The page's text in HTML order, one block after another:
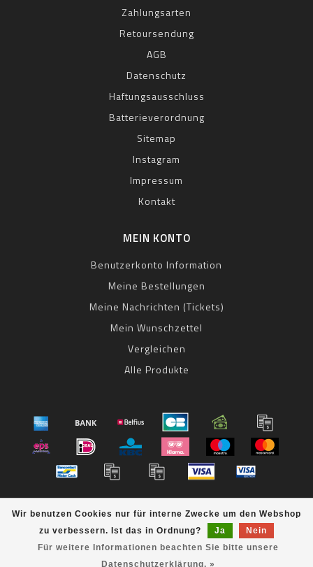
Wir benutzen Cookies nur für interne Zwecke um den Webshop
zu verbessern. Ist das in Ordnung?
Ja
Nein
Für weitere Informationen beachten Sie bitte unsere
Datenschutzerklärung. »
Zahlungsarten
Retoursendung
AGB
Datenschutz
Haftungsausschluss
Batterieverordnung
Sitemap
Instagram
Impressum
Kontakt
MEIN KONTO
Benutzerkonto Information
Meine Bestellungen
Meine Nachrichten (Tickets)
Mein Wunschzettel
Vergleichen
Alle Produkte
© Copyright 2026 bestbike RADSPORT Andreas Kommer -
Powered byLightspeed- Theme byDyvelopment
bestbike scores a /10 out of klantbeoordelingen at